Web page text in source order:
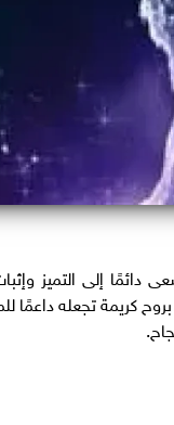
دائمًا إلى التميز
كريمة تجعله داعمًا